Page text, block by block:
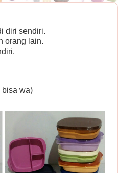
diri sendiri.
orang lain.
bisa wa)